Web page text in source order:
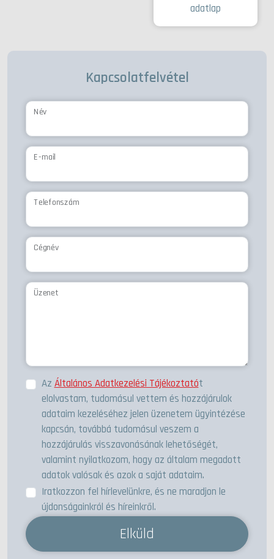
Kapcsolatfelvétel
Név
E-mail
Telefonszám
Cégnév
Üzenet
Az Általános Adatkezelési Tájékoztatót
elolvastam, tudomásul vettem és hozzájárulok
adataim kezeléséhez jelen üzenetem ügyintézése
kapcsán, továbbá tudomásul veszem a
hozzájárulás visszavonásának lehetőségét,
valamint nyilatkozom, hogy az általam megadott
adatok valósak és azok a saját adataim.
Iratkozzon fel hírlevelünkre, és ne maradjon le
újdonságainkról és híreinkről.
Elküld
adatlap